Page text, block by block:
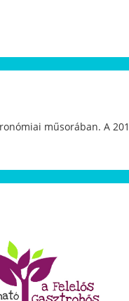
műsorában. A